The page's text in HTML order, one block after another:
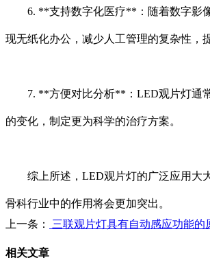
6. **支持数字化医疗**：随着数字影像
现无纸化办公，减少人工管理的复杂性，
7. **方便对比分析**：LED观片灯通常
的变化，制定更为科学的治疗方案。
综上所述，LED观片灯的广泛应用大大
骨科行业中的作用将会更加突出。
上一条：
三联观片灯具有自动感应功能的
相关文章